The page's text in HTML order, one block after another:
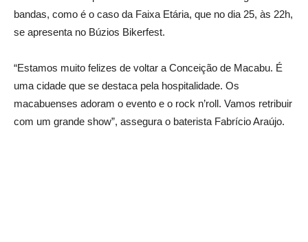
bandas, como é o caso da Faixa Etária, que no dia 25, às 22h,
se apresenta no Búzios Bikerfest.
“Estamos muito felizes de voltar a Conceição de Macabu. É
uma cidade que se destaca pela hospitalidade. Os
macabuenses adoram o evento e o rock n’roll. Vamos retribuir
com um grande show”, assegura o baterista Fabrício Araújo.